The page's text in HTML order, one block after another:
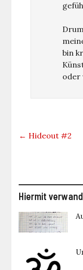
bin
oder
← Hideout #2
Hiermit